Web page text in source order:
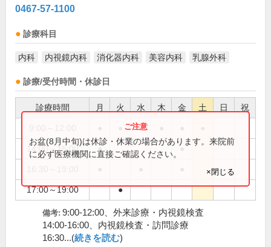
0467-57-1100
診療科目
内科 内視鏡内科 消化器内科 美容内科 乳腺外科
診療/受付時間・休診日
診療時間 月 火 水 木 金 土 日 祝
●
14:00～16:00 ● ●
17:00～19:00 ●
お盆(8月中旬)は休診・休業の場合があります。来院前
に必ず医療機関に直接ご確認ください。
×閉じる
備考: 9:00-12:00、外来診療・内視鏡検査
14:00-16:00、内視鏡検査・訪問診療
16:30...(続きを読む)